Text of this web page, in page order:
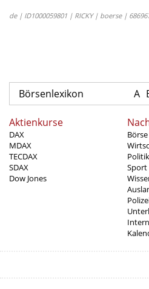
de | ID1000059801 | RICKY | boerse |
Börsenlexikon A
Aktienkurse
DAX
MDAX
TECDAX
SDAX
Dow Jones
Börse
Politik
Sport